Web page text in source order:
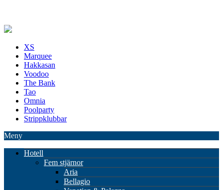
XS
Marquee
Hakkasan
Voodoo
The Bank
Tao
Omnia
Poolparty
Strippklubbar
Meny
Hotell
Fem stjärnor
Aria
Bellagio